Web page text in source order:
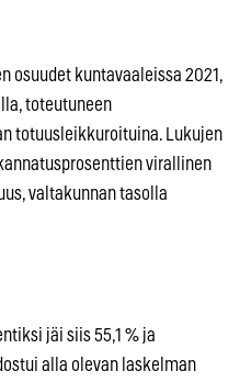
osuudet kuntavaaleissa 2021,
toteutuneen
totuusleikkuroituina. Lukujen
virallinen
valtakunnan tasolla
jäi siis 55,1 % ja
alla olevan laskelman